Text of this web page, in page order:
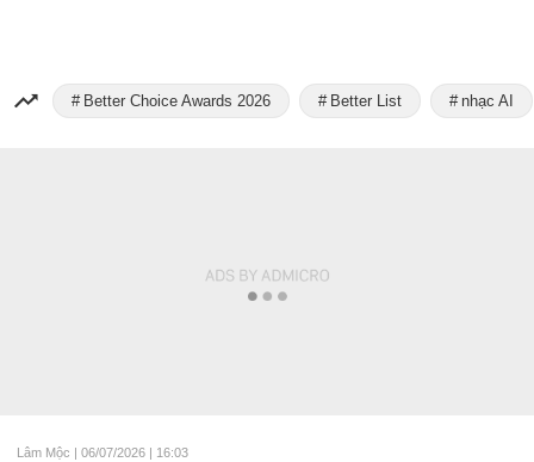
Better Choice Awards 2026 Better List nhạc AI
Lâm Mộc | 06/07/2026 | 16:03